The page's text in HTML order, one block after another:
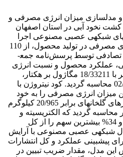
و مدل­سازی میزان انرژی مصرفی و
کشت نخود آبی در استان اصفهان
شبکه­ی عصبی مصنوعی اجرا
گردید. میزان هر یک از نهاده­های مصرفی در تولید محصول، از 110
تولیدکنند­ه­ی نخود آبی به شکل تصادفی توسط پرسش‌نامه جمع­
عملکرد محصول و نسبت انرژی
در تولید نخود آبی به ترتیب برابر با 18/33211 مگاژول بر هکتار،
36/2276 کیلوگرم بر هکتار و 02/1 محاسبه گردید. کود نیتروژن با
میزان انرژی مصرفی را به خود
اختصاص داد. کل انتشارات گازهای گلخانه­ای برابر 20/965 کیلوگرم
گردید که الکتریسیته و
سوخت دیزل به ترتیب با 36% و 34% بیشترین سهم را از کل
شبکه­ی عصبی مصنوعی با آرایش
برای پیش­بینی عملکرد و کل انتشارات
مدل، مقدار ضریب تبیین در